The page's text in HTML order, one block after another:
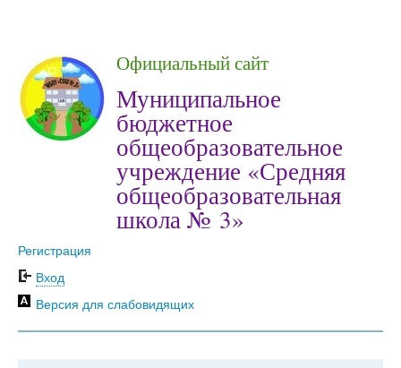
Официальный сайт
Муниципальное
бюджетное
общеобразовательное
учреждение «Средняя
общеобразовательная
школа № 3»
Регистрация
Вход
Версия для слабовидящих